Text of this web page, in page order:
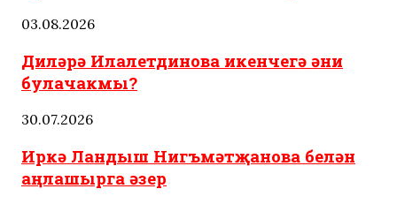
03.08.2026
Диләрә Илалетдинова икенчегә әни
булачакмы?
30.07.2026
Иркә Ландыш Нигъмәтҗанова белән
аңлашырга әзер